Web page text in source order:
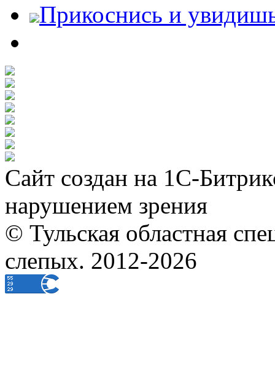
Прикоснись и
Сайт создан на 1С-
нарушением зрения
© Тульская областная
слепых. 2012-2026